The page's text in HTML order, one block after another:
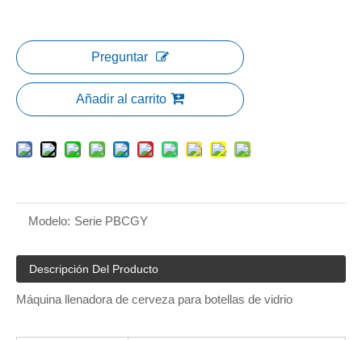
Preguntar
Añadir al carrito
Modelo: Serie PBCGY
Descripción Del Producto
Máquina llenadora de cerveza para botellas de vidrio